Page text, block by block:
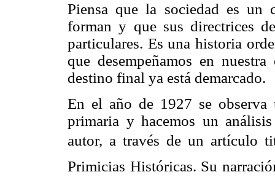
Piensa que la sociedad es
forman y que sus directrices
particulares. Es una historia
que desempeñamos en
destino final ya está demarcado.
En el año de 1927 se
primaria y hacemos un
autor, a través de un artículo
Primicias Históricas. Su